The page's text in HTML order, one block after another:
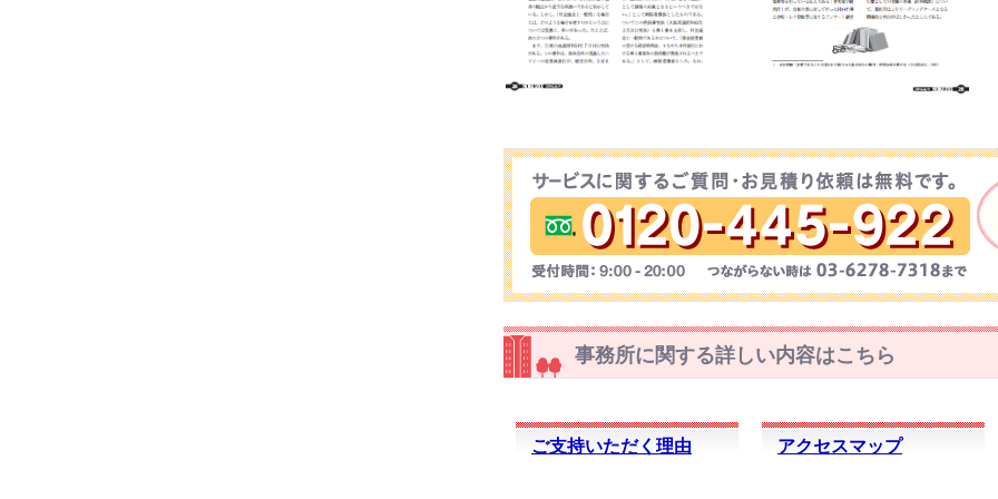
事務所に関する詳しい内容はこちら
ご支持いただく理由 アクセスマップ